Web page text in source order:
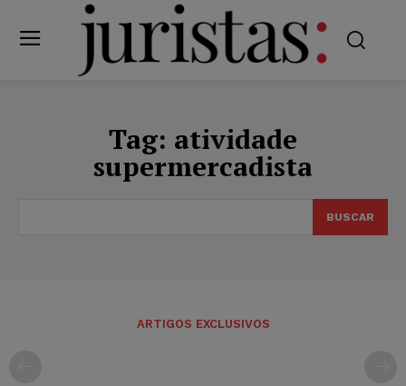
Tag: atividade
supermercadista
BUSCAR
ARTIGOS EXCLUSIVOS